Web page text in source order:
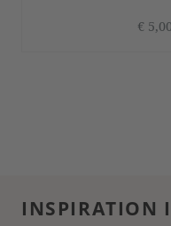
€ 5,00
INSPIRATION